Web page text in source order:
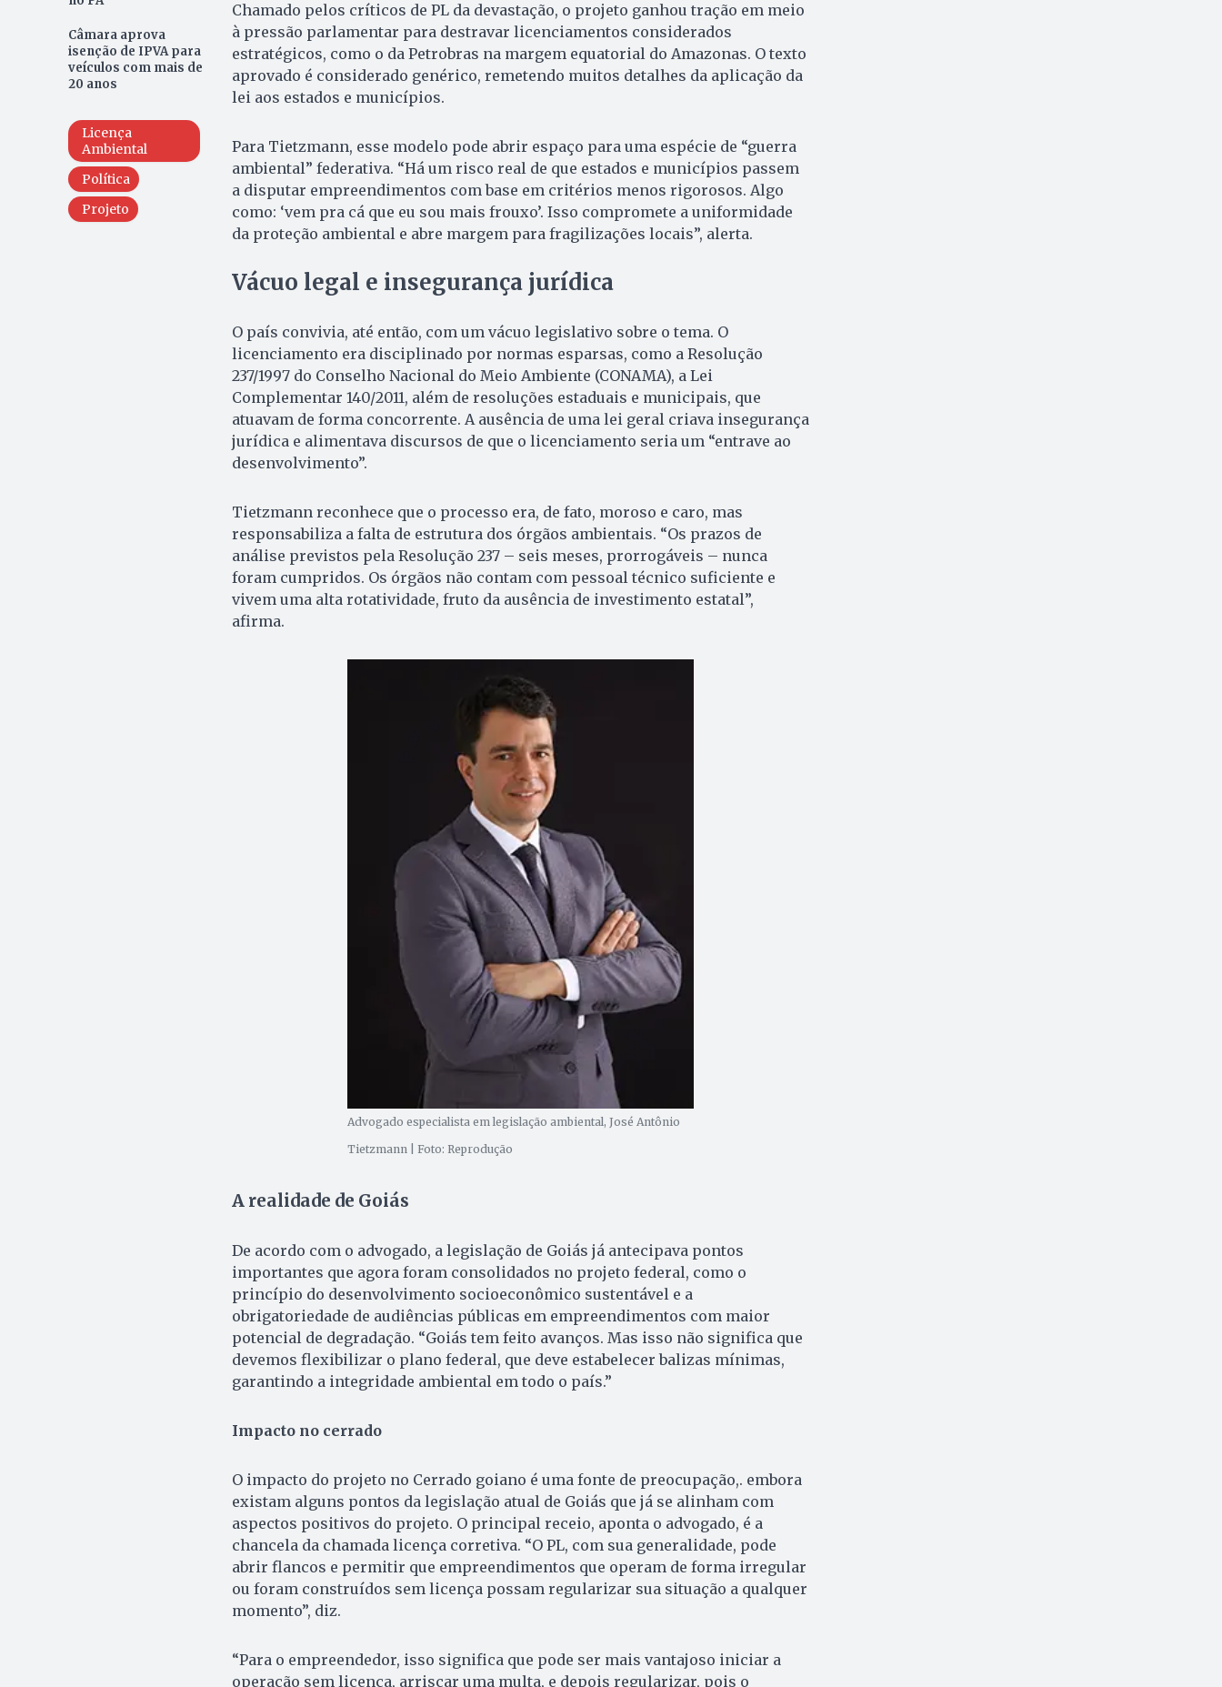
Câmara aprova
isenção de IPVA para
veículos com mais de
20 anos
Licença
Ambiental
Política
Projeto
Chamado pelos críticos de PL da devastação, o projeto ganhou tração em meio
à pressão parlamentar para destravar licenciamentos considerados
estratégicos, como o da Petrobras na margem equatorial do Amazonas. O texto
aprovado é considerado genérico, remetendo muitos detalhes da aplicação da
lei aos estados e municípios.
Para Tietzmann, esse modelo pode abrir espaço para uma espécie de “guerra
ambiental” federativa. “Há um risco real de que estados e municípios passem
a disputar empreendimentos com base em critérios menos rigorosos. Algo
como: ‘vem pra cá que eu sou mais frouxo’. Isso compromete a uniformidade
da proteção ambiental e abre margem para fragilizações locais”, alerta.
Vácuo legal e insegurança jurídica
O país convivia, até então, com um vácuo legislativo sobre o tema. O
licenciamento era disciplinado por normas esparsas, como a Resolução
237/1997 do Conselho Nacional do Meio Ambiente (CONAMA), a Lei
Complementar 140/2011, além de resoluções estaduais e municipais, que
atuavam de forma concorrente. A ausência de uma lei geral criava insegurança
jurídica e alimentava discursos de que o licenciamento seria um “entrave ao
desenvolvimento”.
Tietzmann reconhece que o processo era, de fato, moroso e caro, mas
responsabiliza a falta de estrutura dos órgãos ambientais. “Os prazos de
análise previstos pela Resolução 237 – seis meses, prorrogáveis – nunca
foram cumpridos. Os órgãos não contam com pessoal técnico suficiente e
vivem uma alta rotatividade, fruto da ausência de investimento estatal”,
afirma.
Advogado especialista em legislação ambiental, José Antônio
Tietzmann | Foto: Reprodução
A realidade de Goiás
De acordo com o advogado, a legislação de Goiás já antecipava pontos
importantes que agora foram consolidados no projeto federal, como o
princípio do desenvolvimento socioeconômico sustentável e a
obrigatoriedade de audiências públicas em empreendimentos com maior
potencial de degradação. “Goiás tem feito avanços. Mas isso não significa que
devemos flexibilizar o plano federal, que deve estabelecer balizas mínimas,
garantindo a integridade ambiental em todo o país.”
Impacto no cerrado
O impacto do projeto no Cerrado goiano é uma fonte de preocupação,. embora
existam alguns pontos da legislação atual de Goiás que já se alinham com
aspectos positivos do projeto. O principal receio, aponta o advogado, é a
chancela da chamada licença corretiva. “O PL, com sua generalidade, pode
abrir flancos e permitir que empreendimentos que operam de forma irregular
ou foram construídos sem licença possam regularizar sua situação a qualquer
momento”, diz.
“Para o empreendedor, isso significa que pode ser mais vantajoso iniciar a
operação sem licença, arriscar uma multa, e depois regularizar, pois o